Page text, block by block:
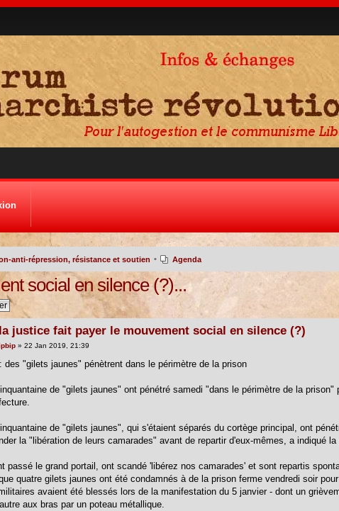
anti-répression, résistance et soutien • Agenda
social en silence (?)...
justice fait payer le mouvement social en silence (?)
» 22 Jan 2019, 21:39
des "gilets jaunes" pénètrent dans le périmètre de la prison
de "gilets jaunes" ont pénétré samedi "dans le périmètre de la
de "gilets jaunes", qui s'étaient séparés du cortège principal, ont
la "libération de leurs camarades" avant de repartir d'eux-mêmes, a indiqué la
passé le grand portail, ont scandé 'libérez nos camarades' et sont repartis
quatre gilets jaunes ont été condamnés à de la prison ferme vendredi soir
avaient été blessés lors de la manifestation du 5 janvier - dont un
aux bras par un poteau métallique.